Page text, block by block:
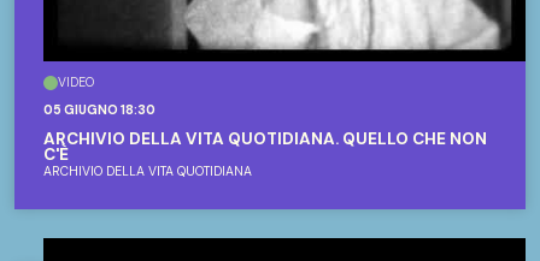
VIDEO
05 GIUGNO 18:30
ARCHIVIO DELLA VITA QUOTIDIANA. QUELLO CHE NON
C'È
ARCHIVIO DELLA VITA QUOTIDIANA